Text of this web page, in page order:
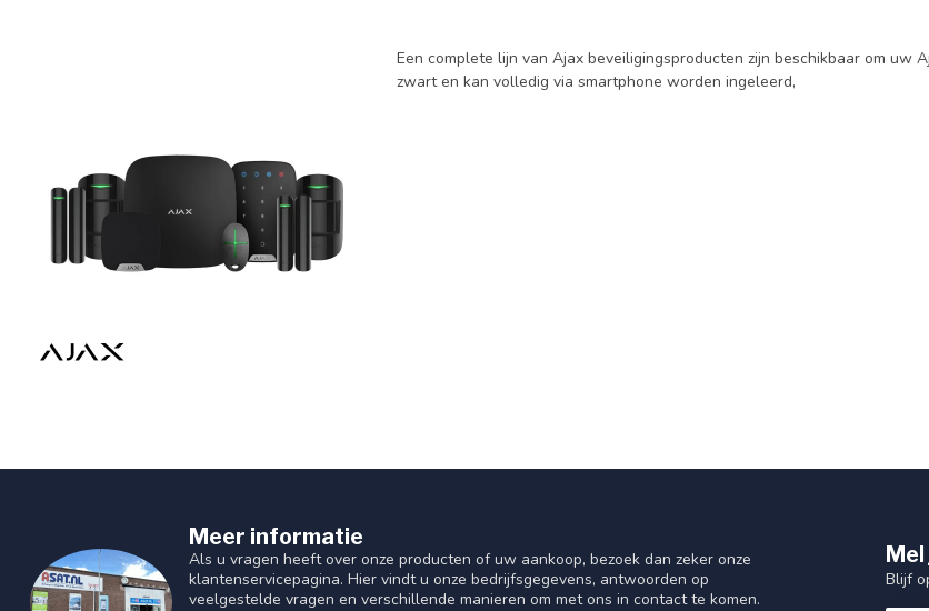
Een complete lijn van Ajax beveiligingsproducten zijn beschikbaar om
zwart en kan volledig via smartphone worden ingeleerd,
Meer informatie
Als u vragen heeft over onze producten of uw aankoop, bezoek dan zeker onze
klantenservicepagina. Hier vindt u onze bedrijfsgegevens, antwoorden op
veelgestelde vragen en verschillende manieren om met ons in contact te komen.
Blijf